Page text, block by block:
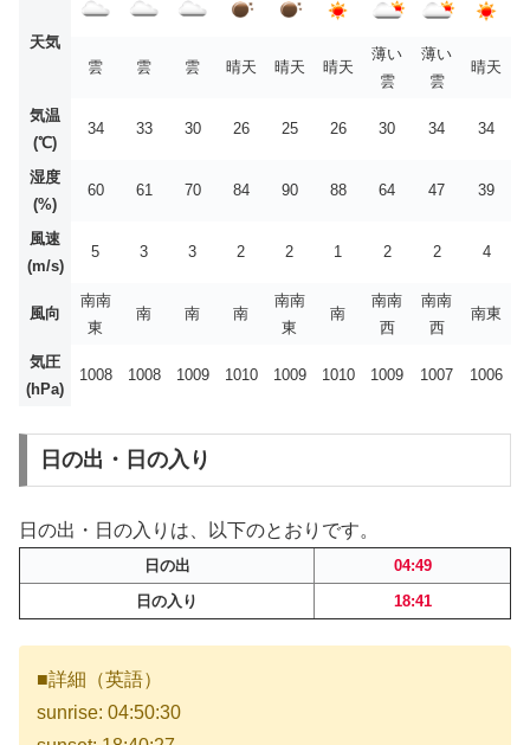
天気
雲
雲 雲 晴天 晴天 晴天
薄い
雲
薄い
雲
晴天
気温
(℃)
34 33 30 26 25 26 30 34 34
湿度
(%)
60 61 70 84 90 88 64 47 39
風速
(m/s)
5 3 3 2 2 1 2 2 4
風向
南南
東
南 南 南
南南
東
南
南南
西
南南
西
南東
気圧
(hPa)
1008 1008 1009 1010 1009 1010 1009 1007 1006
日の出・日の入り
日の出・日の入りは、以下のとおりです。
日の出
04:49
日の入り
18:41
■詳細（英語）
sunrise: 04:50:30